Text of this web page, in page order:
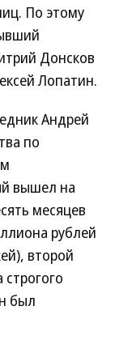
По этому
Донсков
Лопатин.
Андрей
по
вышел на
месяцев
рублей
второй
был